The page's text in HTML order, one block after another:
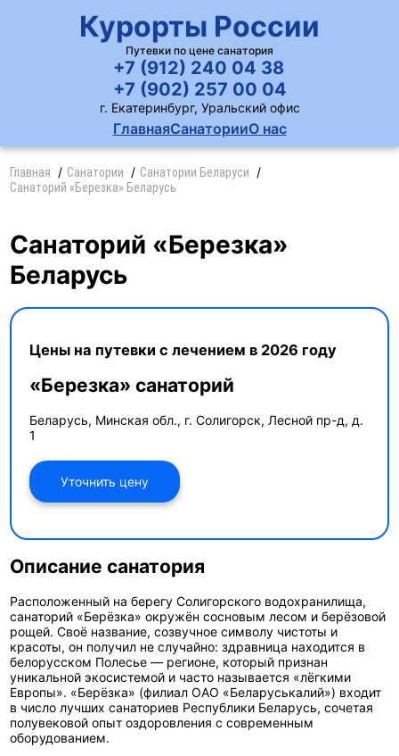
Курорты России
Путевки по цене санатория
ГлавнаяСанаторииО нас
+7 (912) 240 04 38
+7 (902) 257 00 04
г. Екатеринбург, Уральский офис
Главная Санатории
Санатории Беларуси
Санаторий «Березка» Беларусь
Санаторий «Березка»
Беларусь
Цены на путевки с лечением в 2026 году
«Березка» санаторий
Беларусь, Минская обл., г. Солигорск, Лесной пр-д, д.
1
Уточнить цену
Описание санатория
Расположенный на берегу Солигорского водохранилища,
санаторий «Берёзка» окружён сосновым лесом и берёзовой
рощей. Своё название, созвучное символу чистоты и
красоты, он получил не случайно: здравница находится в
белорусском Полесье — регионе, который признан
уникальной экосистемой и часто называется «лёгкими
Европы». «Берёзка» (филиал ОАО «Беларуськалий») входит
в число лучших санаториев Республики Беларусь, сочетая
полувековой опыт оздоровления с современным
оборудованием.